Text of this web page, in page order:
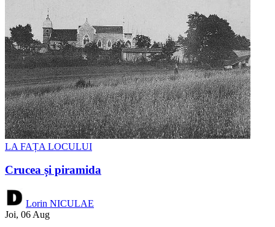
LA FAȚA LOCULUI
Crucea și piramida
Lorin NICULAE
Joi, 06 Aug